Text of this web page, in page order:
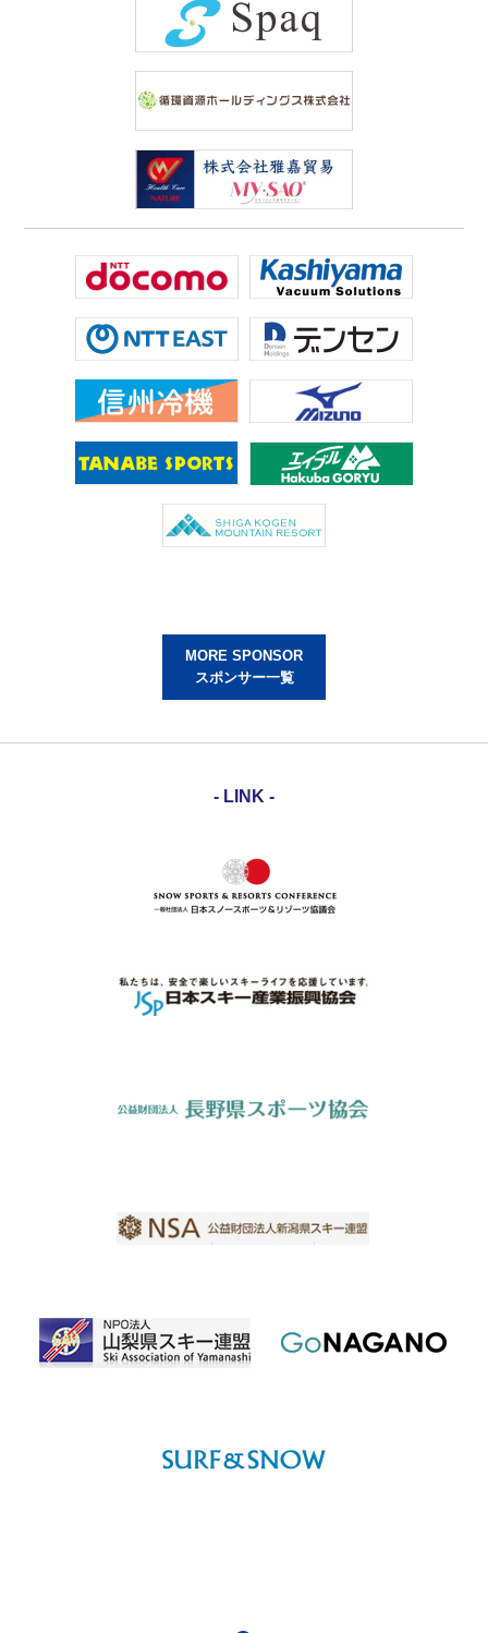
MORE SPONSOR
スポンサー一覧
- LINK -